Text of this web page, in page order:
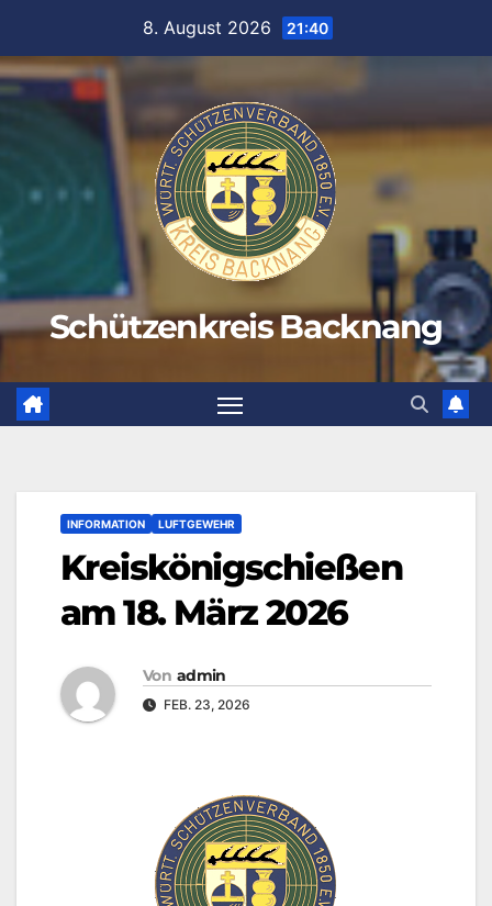
springen
8. August 2026 21:40
Schützenkreis Backnang
INFORMATION LUFTGEWEHR
Kreiskönigschießen
am 18. März 2026
Von admin
FEB. 23, 2026